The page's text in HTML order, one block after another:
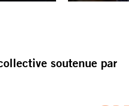
soutenue par